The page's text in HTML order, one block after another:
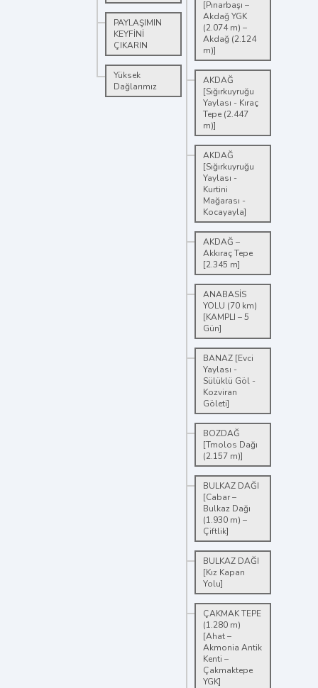
PAYLAŞIMIN
KEYFİNİ
ÇIKARIN
Yüksek
Dağlarımız
[Pınarbaşı –
Akdağ YGK
(2.074 m) –
Akdağ (2.124
m)]
AKDAĞ
[Sığırkuyruğu
Yaylası - Kıraç
Tepe (2.447
m)]
AKDAĞ
[Sığırkuyruğu
Yaylası -
Kurtini
Mağarası -
Kocayayla]
AKDAĞ –
Akkıraç Tepe
[2.345 m]
ANABASİS
YOLU (70 km)
[KAMPLI – 5
Gün]
BANAZ [Evci
Yaylası -
Sülüklü Göl -
Kozviran
Göleti]
BOZDAĞ
[Tmolos Dağı
(2.157 m)]
BULKAZ DAĞI
[Cabar –
Bulkaz Dağı
(1.930 m) –
Çiftlik]
BULKAZ DAĞI
[Kız Kapan
Yolu]
ÇAKMAK TEPE
(1.280 m)
[Ahat –
Akmonia Antik
Kenti –
Çakmaktepe
YGK]